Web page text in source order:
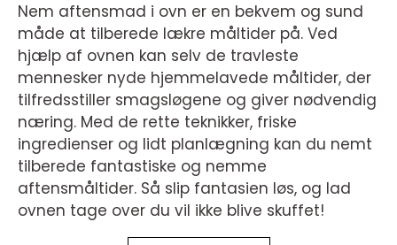
Nem aftensmad i ovn er en bekvem og sund
måde at tilberede lækre måltider på. Ved
hjælp af ovnen kan selv de travleste
mennesker nyde hjemmelavede måltider, der
tilfredsstiller smagsløgene og giver nødvendig
næring. Med de rette teknikker, friske
ingredienser og lidt planlægning kan du nemt
tilberede fantastiske og nemme
aftensmåltider. Så slip fantasien løs, og lad
ovnen tage over du vil ikke blive skuffet!